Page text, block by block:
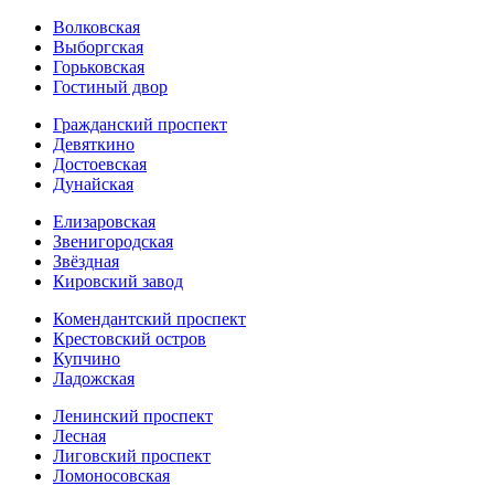
Волковская
Выборгская
Горьковская
Гостиный двор
Гражданский проспект
Девяткино
Достоевская
Дунайская
Елизаровская
Звенигородская
Звёздная
Кировский завод
Комендантский проспект
Крестовский остров
Купчино
Ладожская
Ленинский проспект
Лесная
Лиговский проспект
Ломоносовская